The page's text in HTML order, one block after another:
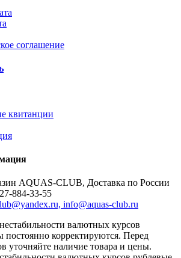
соглашение
квитанции
AQUAS-CLUB, Доставка по России
884-33-55
info@aquas-club.ru